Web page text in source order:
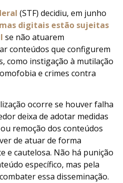
(STF) decidiu, em junho
digitais estão sujeitas
se não atuarem
conteúdos que configurem
como instigação à mutilação
e crimes contra
ocorre se houver falha
deixa de adotar medidas
remoção dos conteúdos
de atuar de forma
e cautelosa. Não há punição
específico, mas pela
essa disseminação.